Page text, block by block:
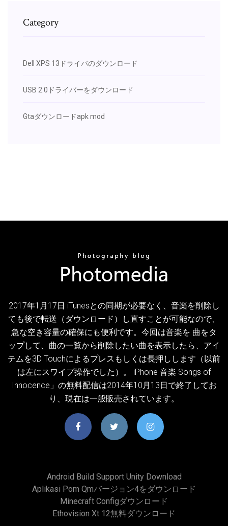
Category
Dell XPS 13ドライバのダウンロード
USB 2.0ドライバーをダウンロード
Gtaダウンロードapk mod
2017年1月17日 iTunesとの同期が必要なく、音楽を削除し
ても後で転送（ダウンロード）し直すことが可能なので、
急な空き容量の確保にも便利です。今回は音楽を 曲をタ
ップして、曲の一覧から削除したい曲を表示したら、アイ
テムを3D Touchによるプレスもしくは長押しします（以前
は左にスワイプ操作でした）。 iPhone 音楽 Songs of
Innocence」の無料配信は2014年10月13日で終了してお
り、現在は一般販売されています。
Android Build Support Unity Download
Aplikasi Pom Qmバージョン4をダウンロード
Minecraft Configダウンロード
Ethovision Xt 12無料ダウンロード